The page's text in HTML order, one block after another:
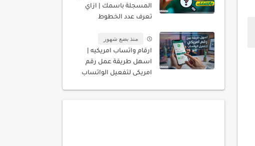
المسجلة باسمك | ازاي
تعرف عدد الخطوط
منذ بضع شهور
ارقام واتساب امريكيه |
اسهل طريقة عمل رقم
امريكى لتفعيل الواتساب